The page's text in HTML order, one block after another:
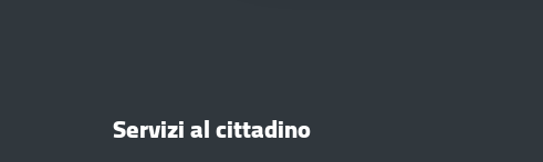
Servizi al cittadino